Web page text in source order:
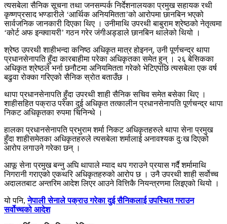
त्यसबेला सैनिक सूचना तथा जनसम्पर्क निर्देशनालयका प्रमुख सहायक रथी
कृष्णप्रसाद भण्डारीले ‘आर्थिक अनियमितता’को आरोपमा छानबिन भएको
सार्वजनिक जानकारी दिएका थिए । उनीमाथि उपरथी बाबुराम श्रेष्ठको नेतृत्वमा
‘कोर्ट अफ इन्क्वायरी’ गठन गरेर जंगीअड्डाले छानबिन थालेको थियो ।
श्रेष्ठ उपरथी शाहीभन्दा कनिष्ठ अधिकृत मात्र होइनन्, उनी पूर्णचन्द्र थापा
प्रधानसेनापति हुँदा कारबाहीमा परेका अधिकृतका समेत हुन् । २६ बेसिकका
अधिकृत श्रेष्ठले भर्ना छनौटमा अनियमितता गरेको भेटिएपछि त्यसबेला एक वर्ष
बढुवा रोक्का गरिएको सैनिक स्रोत बताउँछ ।
थापा प्रधानसेनापति हुँदा उपरथी शाही सैनिक सचिव समेत बसेका थिए ।
शाहीसहित पक्राउ परेका दुई अधिकृत तत्कालीन प्रधानसेनापति पूर्णचन्द्र थापा
निकट अधिकृतका रुपमा चिनिन्थे ।
हालका प्रधानसेनापति प्रभुराम शर्मा निकट अधिकृतहरुले थापा सेना प्रमुख
हुँदा शाहीसमेतका अधिकृतहरुले त्यसबेला शर्मालाई अनावश्यक दुःख दिएको
आरोप लगाउने गरेका छन् ।
आफू सेना प्रमुख बन्नु अघि थापाले म्याद थप गराउने प्रयास गर्दै शर्मामाथि
निगरानी गराएको एकथरि अधिकृतहरुको आरोप छ । उनै उपरथी शाही सर्वोच्च
अदालतबाट अन्तरिम आदेश लिएर आउने वित्तिकै नियन्त्रणमा लिइएको थियो ।
यो पनि,नेपाली सेनाले पक्राउ गरेका दुई सैनिकलाई उपस्थित गराउन
सर्वोच्चको आदेश